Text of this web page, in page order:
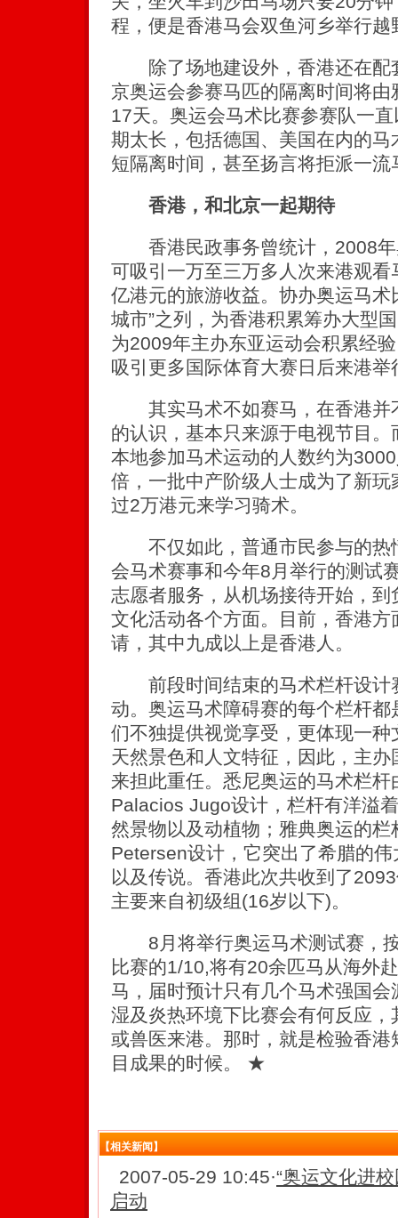
程，便是香港马会双鱼河乡举行越
除了场地建设外，香港还在配
京奥运会参赛马匹的隔离时间将
17天。奥运会马术比赛参赛队一
期太长，包括德国、美国在内的
短隔离时间，甚至扬言将拒派一流
香港，和北京一起期待
香港民政事务曾统计，2008年
可吸引一万至三万多人次来港观
亿港元的旅游收益。协办奥运马术
城市”之列，为香港积累筹办大型
为2009年主办东亚运动会积累经
吸引更多国际体育大赛日后来港举
其实马术不如赛马，在香港并
的认识，基本只来源于电视节目
本地参加马术运动的人数约为
倍，一批中产阶级人士成为了新
过2万港元来学习骑术。
不仅如此，普通市民参与的热
会马术赛事和今年8月举行的测试
志愿者服务，从机场接待开始，
文化活动各个方面。目前，香港
请，其中九成以上是香港人。
前段时间结束的马术栏杆设计
动。奥运马术障碍赛的每个栏杆
们不独提供视觉享受，更体现一
天然景色和人文特征，因此，主
来担此重任。悉尼奥运的马术栏
Palacios Jugo设计，栏杆有洋溢
然景物以及动植物；雅典奥运的
Petersen设计，它突出了希腊的
以及传说。香港此次共收到了
主要来自初级组(16岁以下)。
8月将举行奥运马术测试赛，按
比赛的1/10,将有20余匹马从海外
马，届时预计只有几个马术强国
湿及炎热环境下比赛会有何反应
或兽医来港。那时，就是检验香
目成果的时候。 ★
【相关新闻】
2007-05-29 10:45·“奥运文化进
启动